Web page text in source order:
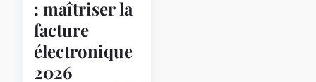
: maîtriser la
facture
électronique
2026